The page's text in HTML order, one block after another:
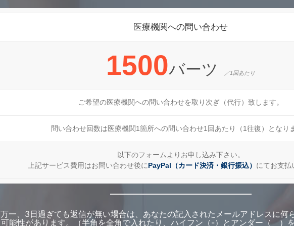
医療機関への問い合わせ
1500バーツ ／1回あたり
ご希望の医療機関への問い合わせを取り次ぎ（代行）致します。
問い合わせ回数は医療機関1箇所への問い合わせ1回あたり（1往復）となり
以下のフォームよりお申し込み下さい。
上記サービス費用はお問い合わせ後にPayPal（カード決済・銀行振込） にてお支払
万一、3日過ぎても返信が無い場合は、あなたの記入されたメールアドレスに何
可能性があります。（半角を全角で入れたり、ハイフン（-）とアンダー（＿）